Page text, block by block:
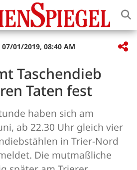
01/2019, 08:40 AM
Taschendieb
Taten fest
haben sich am
ab 22.30 Uhr gleich vier
in Trier-Nord
Die mutmaßliche